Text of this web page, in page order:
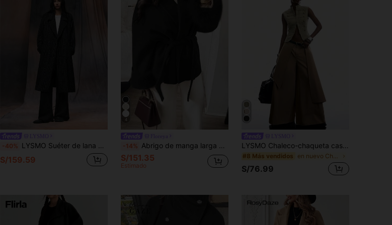
-40% LYSMO Suéter de lana para mujer, estilo Ramadán, casual y minimalista para uso diario
S/159.59
4
-14% Abrigo de manga larga de mezcla de lana minimalista casual chic para ir al trabajo, chaqueta de mujer con patchwork de piel sintética de unicolor negro para otoño
S/151.35
Estimado
LYSMO Chaleco-chaqueta casual versátil para uso diario de mujer, color liso, con cremallera y decoración de tachuelas
#8 Más vendidos
S/76.99